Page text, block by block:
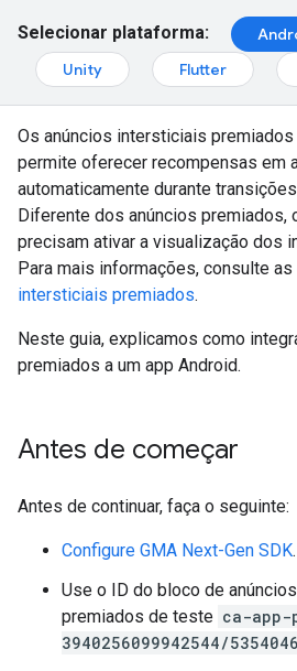
Selecionar plataforma:
Unity
Flutter
Os anúncios intersticiais
permite oferecer recompensas em
automaticamente durante
Diferente dos anúncios premiados,
precisam ativar a visualização dos
Para mais informações, consulte as
intersticiais premiados.
Neste guia, explicamos como
premiados a um app Android.
Antes de começar
Antes de continuar, faça o seguinte:
Configure GMA Next-Gen SDK.
Use o ID do bloco de
premiados de teste ca-app-
3940256099942544/